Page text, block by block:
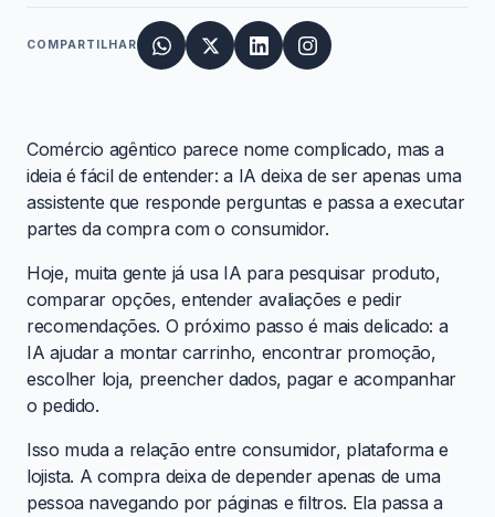
COMPARTILHAR
Comércio agêntico parece nome complicado, mas a
ideia é fácil de entender: a IA deixa de ser apenas uma
assistente que responde perguntas e passa a executar
partes da compra com o consumidor.
Hoje, muita gente já usa IA para pesquisar produto,
comparar opções, entender avaliações e pedir
recomendações. O próximo passo é mais delicado: a
IA ajudar a montar carrinho, encontrar promoção,
escolher loja, preencher dados, pagar e acompanhar
o pedido.
Isso muda a relação entre consumidor, plataforma e
lojista. A compra deixa de depender apenas de uma
pessoa navegando por páginas e filtros. Ela passa a